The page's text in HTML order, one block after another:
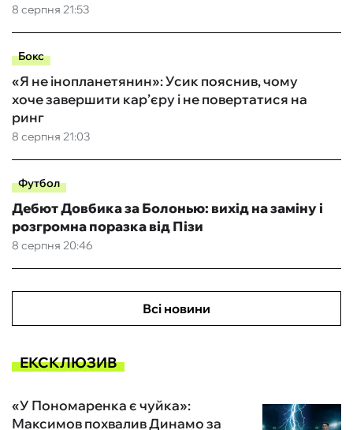
8 серпня 21:53
Бокс
8 серпня 21:03
«Я не інопланетянин»: Усик пояснив, чому
хоче завершити кар’єру і не повертатися на
ринг
Футбол
8 серпня 20:46
Дебют Довбика за Болонью: вихід на заміну і
розгромна поразка від Пізи
Всі новини
ЕКСКЛЮЗИВ
«У Пономаренка є чуйка»:
Максимов похвалив Динамо за